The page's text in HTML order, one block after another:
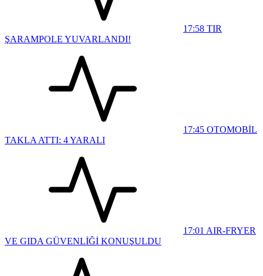
17:58 TIR
ŞARAMPOLE YUVARLANDI!
17:45 OTOMOBİL
TAKLA ATTI: 4 YARALI
17:01 AIR-FRYER
VE GIDA GÜVENLİĞİ KONUŞULDU